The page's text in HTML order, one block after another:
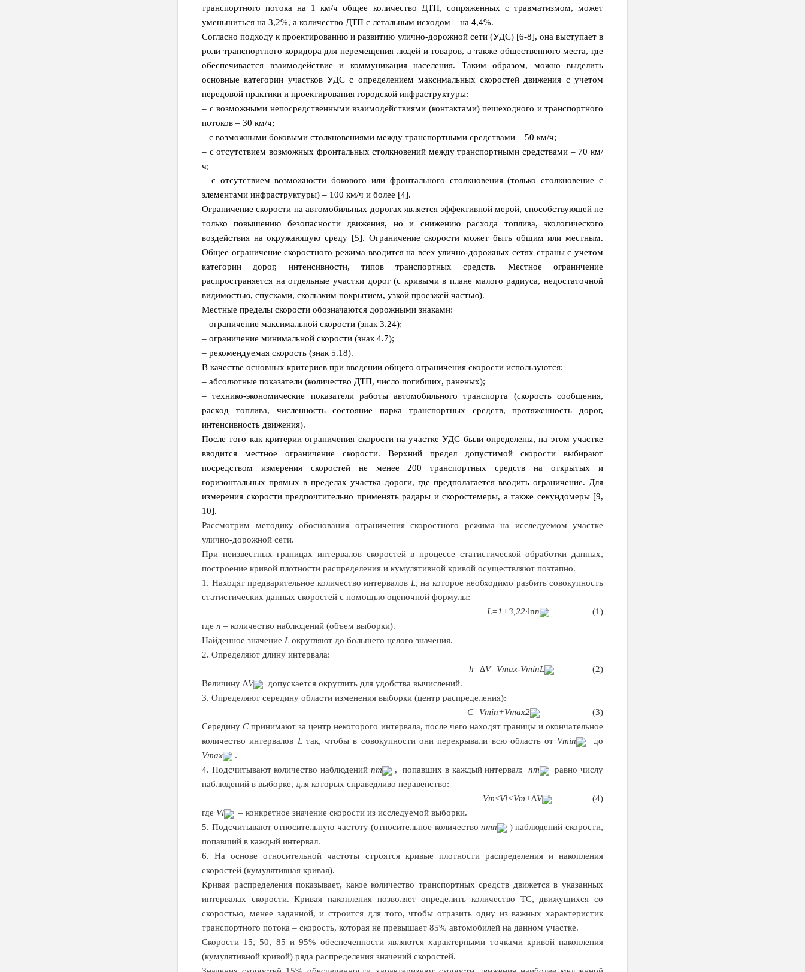
транспортного потока на 1 км/ч общее количество ДТП, сопряженных с травматизмом, может
уменьшиться на 3,2%, а количество ДТП с летальным исходом – на 4,4%.
Согласно подходу к проектированию и развитию улично-дорожной сети (УДС) [6-8], она выступает в
роли транспортного коридора для перемещения людей и товаров, а также общественного места, где
обеспечивается взаимодействие и коммуникация населения.
Таким образом, можно выделить
основные категории участков УДС с определением максимальных скоростей движения с учетом
передовой практики и проектирования городской инфраструктуры:
– с возможными непосредственными взаимодействиями (контактами) пешеходного и транспортного
потоков – 30 км/ч;
– с возможными боковыми столкновениями между транспортными средствами – 50 км/ч;
– с отсутствием возможных фронтальных столкновений между транспортными средствами – 70 км/
ч;
– с отсутствием возможности бокового или фронтального столкновения (только столкновение с
элементами инфраструктуры) – 100 км/ч и более [4].
Ограничение скорости на автомобильных дорогах является эффективной мерой, способствующей не
только повышению безопасности движения, но и снижению расхода топлива, экологического
воздействия на окружающую среду [5]. Ограничение скорости может быть общим или местным.
Общее ограничение скоростного режима вводится на всех улично-дорожных сетях страны с учетом
категории дорог, интенсивности, типов транспортных средств. Местное ограничение
распространяется на отдельные участки дорог (с кривыми в плане малого радиуса, недостаточной
видимостью, спусками, скользким покрытием, узкой проезжей частью).
Местные пределы скорости обозначаются дорожными знаками:
– ограничение максимальной скорости (знак 3.24);
– ограничение минимальной скорости (знак 4.7);
– рекомендуемая скорость (знак 5.18).
В качестве основных критериев при введении общего ограничения скорости используются:
– абсолютные показатели (количество ДТП, число погибших, раненых);
– технико-экономические показатели работы автомобильного транспорта (скорость сообщения,
расход топлива, численность состояние парка транспортных средств, протяженность дорог,
интенсивность движения).
После того как критерии ограничения скорости на участке УДС были определены, на этом участке
вводится местное ограничение скорости. Верхний предел допустимой скорости выбирают
посредством измерения скоростей не менее 200 транспортных средств на открытых и
горизонтальных прямых в пределах участка дороги, где предполагается вводить ограничение. Для
измерения скорости предпочтительно применять радары и скоростемеры, а также секундомеры [9,
10].
Рассмотрим методику обоснования ограничения скоростного режима на исследуемом участке
улично-дорожной сети.
При неизвестных границах интервалов скоростей в процессе статистической обработки данных,
построение кривой плотности распределения и кумулятивной кривой осуществляют поэтапно.
1. Находят предварительное количество интервалов L, на которое необходимо разбить совокупность
статистических данных скоростей с помощью оценочной формулы:
L=1+3,22∙lnn
(1)
где n – количество наблюдений (объем выборки).
Найденное значение L округляют до большего целого значения.
2. Определяют длину интервала:
h=∆V=Vmax-VminL
(2)
Величину ∆V
допускается округлить для удобства вычислений.
3. Определяют середину области изменения выборки (центр распределения):
C=Vmin+Vmax2
(3)
СерединуС принимают за центр некоторого интервала, после чего находят границы и окончательное
количество интервалов Lтак, чтобы в совокупности они перекрывали всю область от Vmin
до
Vmax
.
4. Подсчитывают количество наблюдений nm , попавших в каждый интервал: nm
равно числу
наблюдений в выборке, для которых справедливо неравенство:
Vm≤Vl<Vm+∆V
(4)
где Vl
– конкретное значение скорости из исследуемой выборки.
5. Подсчитывают относительную частоту (относительное количествоnmn
) наблюдений скорости,
попавший в каждый интервал.
6. На основе относительной частоты строятся кривые плотности распределения и накопления
скоростей (кумулятивная кривая).
Кривая распределения показывает, какое количество транспортных средств движется в указанных
интервалах скорости. Кривая накопления позволяет определить количество ТС, движущихся со
скоростью, менее заданной, и строится для того, чтобы отразить одну из важных характеристик
транспортного потока – скорость, которая не превышает 85% автомобилей на данном участке.
Скорости 15, 50, 85 и 95% обеспеченности являются характерными точками кривой накопления
(кумулятивной кривой) ряда распределения значений скоростей.